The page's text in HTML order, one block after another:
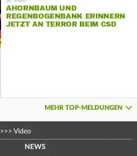
AHORNBAUM UND
REGENBOGENBANK ERINNERN
JETZT AN TERROR BEIM CSD
MEHR TOP-MELDUNGEN
>>> Video
NEWS